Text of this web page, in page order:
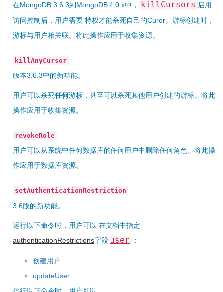
在MongoDB 3.6.3到MongoDB 4.0.x中， killCursors 启用
访问控制后，用户需要 特权才能杀死自己的Curor。游标创建时，
游标与用户相关联。将此操作应用于收集资源。
killAnyCursor
版本3.6.3中的新功能。
用户可以杀死任何游标，甚至可以杀死其他用户创建的游标。将此
操作应用于收集资源。
revokeRole
用户可以从系统中任何数据库的任何用户中删除任何角色。将此操
作应用于数据库资源。
setAuthenticationRestriction
3.6版的新功能。
运行以下命令时，用户可以 在文档中指定
authenticationRestrictions字段 user ：
创建用户
updateUser